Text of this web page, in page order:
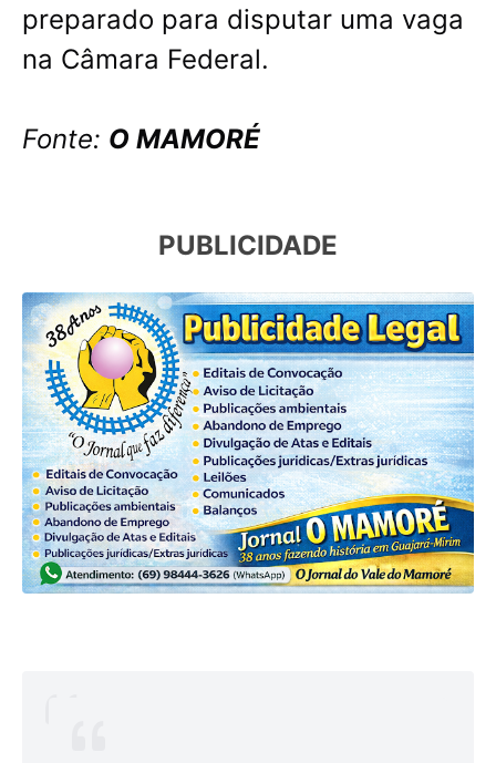
preparado para disputar uma vaga
na Câmara Federal.
Fonte: O MAMORÉ
PUBLICIDADE